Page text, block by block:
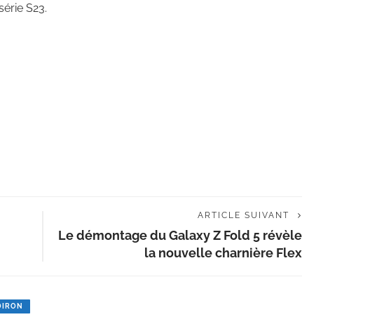
S23.
ARTICLE SUIVANT
Le démontage du Galaxy Z Fold 5 révèle
la nouvelle charnière Flex